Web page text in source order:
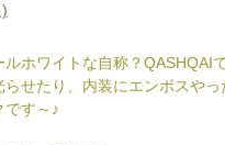
ルホワイトな自称？QASHQAI
らせたり、内装にエンボスや
です～♪